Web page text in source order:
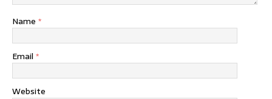
Name *
Email *
Website